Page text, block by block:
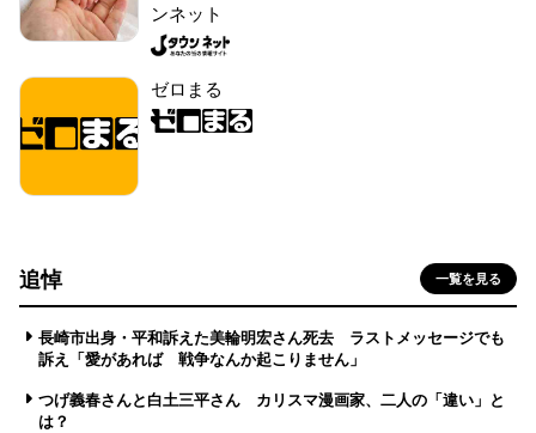
ンネット
ゼロまる
追悼 一覧を見る
長崎市出身・平和訴えた美輪明宏さん死去 ラストメッセージでも
訴え「愛があれば 戦争なんか起こりません」
つげ義春さんと白土三平さん カリスマ漫画家、二人の「違い」と
は？